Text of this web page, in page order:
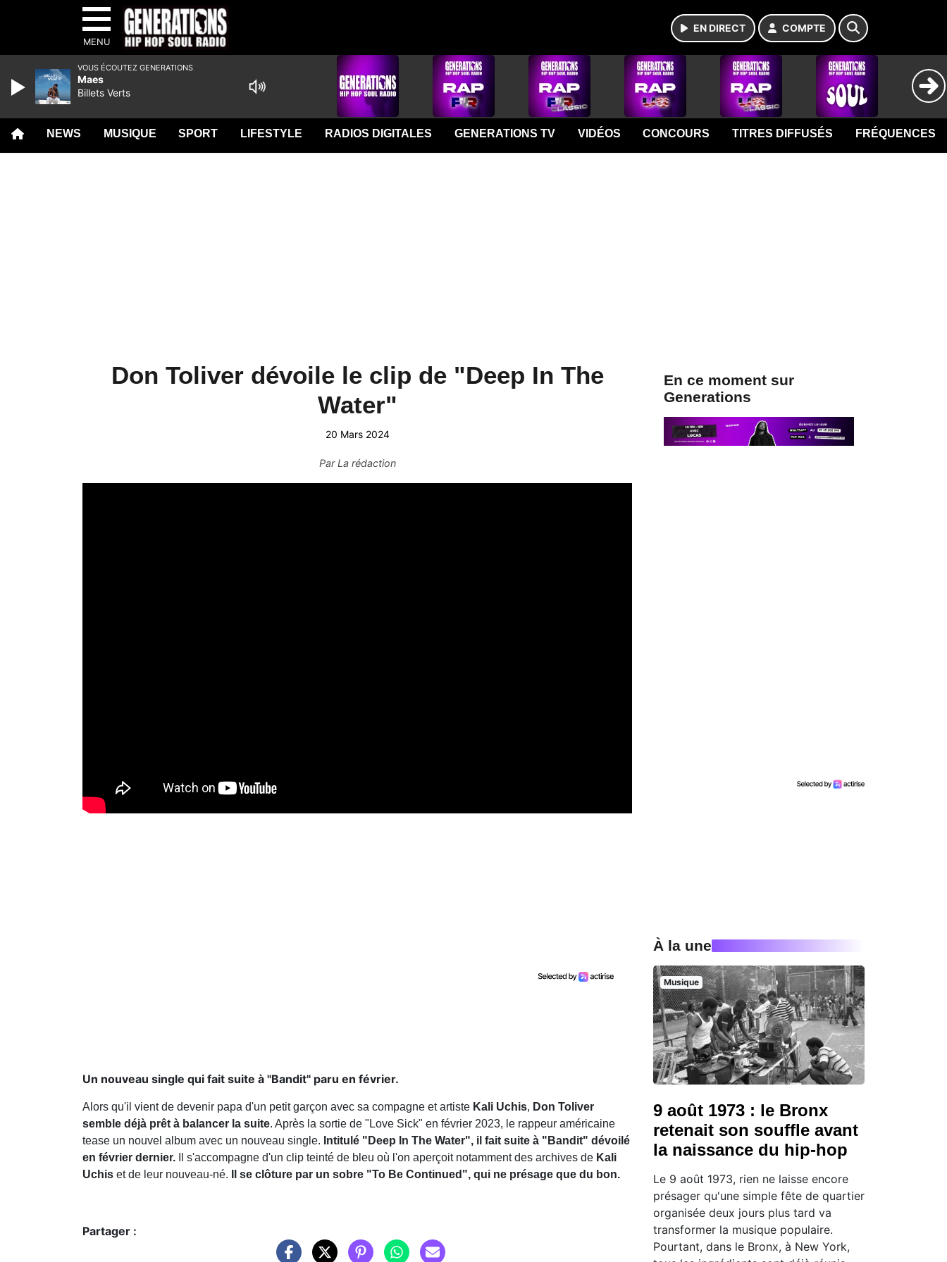
MENU
EN DIRECT COMPTE
NEWS MUSIQUE SPORT LIFESTYLE RADIOS DIGITALES GENERATIONS TV VIDÉOS CONCOURS TITRES DIFFUSÉS FRÉQUENCES
Don Toliver dévoile le clip de "Deep In The
Water"
20 Mars 2024
ParLa rédaction
Un nouveau single qui fait suite à "Bandit" paru en février.
Alors qu'il vient de devenir papa d'un petit garçon avec sa compagne et artiste Kali Uchis, Don Toliver
semble déjà prêt à balancer la suite. Après la sortie de "Love Sick" en février 2023, le rappeur américaine
tease un nouvel album avec un nouveau single. Intitulé "Deep In The Water", il fait suite à "Bandit" dévoilé
en février dernier. Il s'accompagne d'un clip teinté de bleu où l'on aperçoit notamment des archives de Kali
Uchis et de leur nouveau-né. Il se clôture par un sobre "To Be Continued", qui ne présage que du bon.
Partager :
En ce moment sur
Generations
À la une
Musique
9 août 1973 : le Bronx
retenait son souffle avant
la naissance du hip-hop
Le 9 août 1973, rien ne laisse encore
présager qu'une simple fête de quartier
organisée deux jours plus tard va
transformer la musique populaire.
Pourtant, dans le Bronx, à New York,
VOUS ÉCOUTEZ GENERATIONS
Maes
Billets Verts